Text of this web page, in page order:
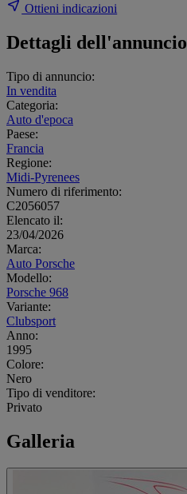
Ottieni indicazioni
Dettagli dell'annuncio
Tipo di annuncio:
In vendita
Categoria:
Auto d'epoca
Paese:
Francia
Regione:
Midi-Pyrenees
Numero di riferimento:
C2056057
Elencato il:
23/04/2026
Marca:
Auto Porsche
Modello:
Porsche 968
Variante:
Clubsport
Anno:
1995
Colore:
Nero
Tipo di venditore:
Privato
Galleria